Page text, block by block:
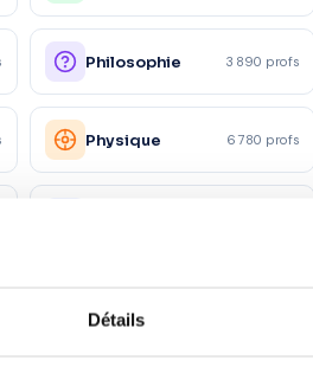
Détails
Philosophie 3 890 profs
Physique 6 780 profs